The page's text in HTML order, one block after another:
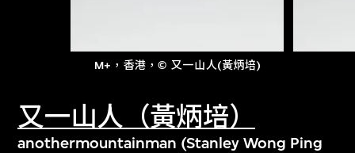
M+，香港，© 又一山人(黃炳培)
又一山人（黃炳培）
anothermountainman (Stanley Wong Ping